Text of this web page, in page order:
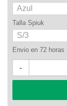
Talla Spiuk
Envio en 72 horas
-